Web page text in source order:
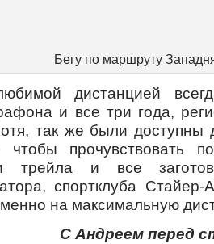
Бегу по маршруту
дистанцией
и все три года,
так же были доступны
чтобы прочувствовать
трейла и все
спортклуба Стайер-
на максимальную
С Андреем перед